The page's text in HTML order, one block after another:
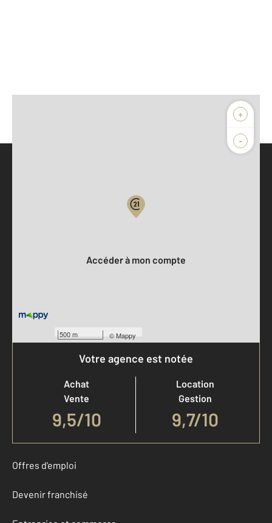
+
-
500 m ©Mappy
Accéder à mon compte
Votre agence est notée
Achat
Vente
9,5/10
Location
Gestion
9,7/10
Offres d'emploi
Devenir franchisé